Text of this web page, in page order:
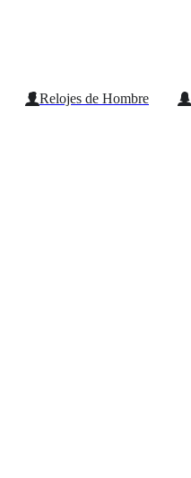
Relojes de Hombre